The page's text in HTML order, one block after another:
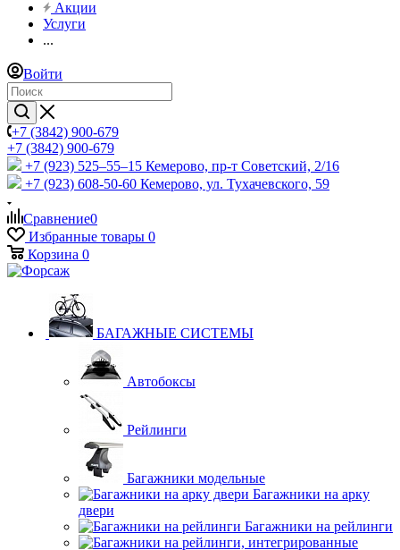
Акции
Услуги
...
Войти
+7 (3842) 900-679
+7 (3842) 900-679
+7 (923) 525–55–15 Кемерово, пр-т Советский, 2/16
+7 (923) 608-50-60 Кемерово, ул. Тухачевского, 59
Сравнение0
Избранные товары 0
Корзина 0
БАГАЖНЫЕ СИСТЕМЫ
Автобоксы
Рейлинги
Багажники модельные
Багажники на арку
двери
Багажники на рейлинги